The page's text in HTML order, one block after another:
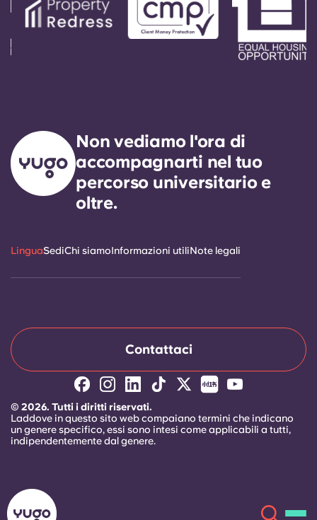
Lingua
Accedi
Non vediamo l'ora di
accompagnarti nel tuo
percorso universitario e
oltre.
LinguaSediChi siamoInformazioni utiliNote legali
Contattaci
© 2026. Tutti i diritti riservati.
Laddove in questo sito web compaiano termini che indicano
un genere specifico, essi sono intesi come applicabili a tutti,
indipendentemente dal genere.